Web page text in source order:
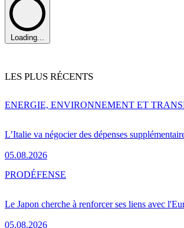
Loading...
LES PLUS RÉCENTS
L’Italie va négocier des dépenses
05.08.2026
ENERGIE, ENVIRONNEMENT ET
Le Japon cherche à renforcer ses liens avec
05.08.2026
PRODÉFENSE